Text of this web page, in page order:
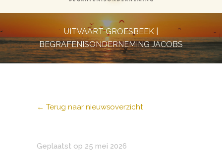
UITVAART GROESBEEK |
BEGRAFENISONDERNEMING JACOBS
← Terug naar nieuwsoverzicht
Geplaatst op 25 mei 2026